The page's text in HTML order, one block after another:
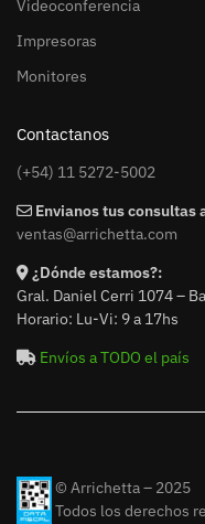
Videoconferencia
Impresoras
Monitores
Contactanos
(+54) 11 5272-5002
Envianos tus consultas
ventas@arrichetta.com
¿Dónde estamos?:
Gral. Daniel Cerri 1074 –
Horario: Lu-Vi: 9 a 17hs
Envíos a TODO el país
© Arrichetta – 2025
Todos los derechos